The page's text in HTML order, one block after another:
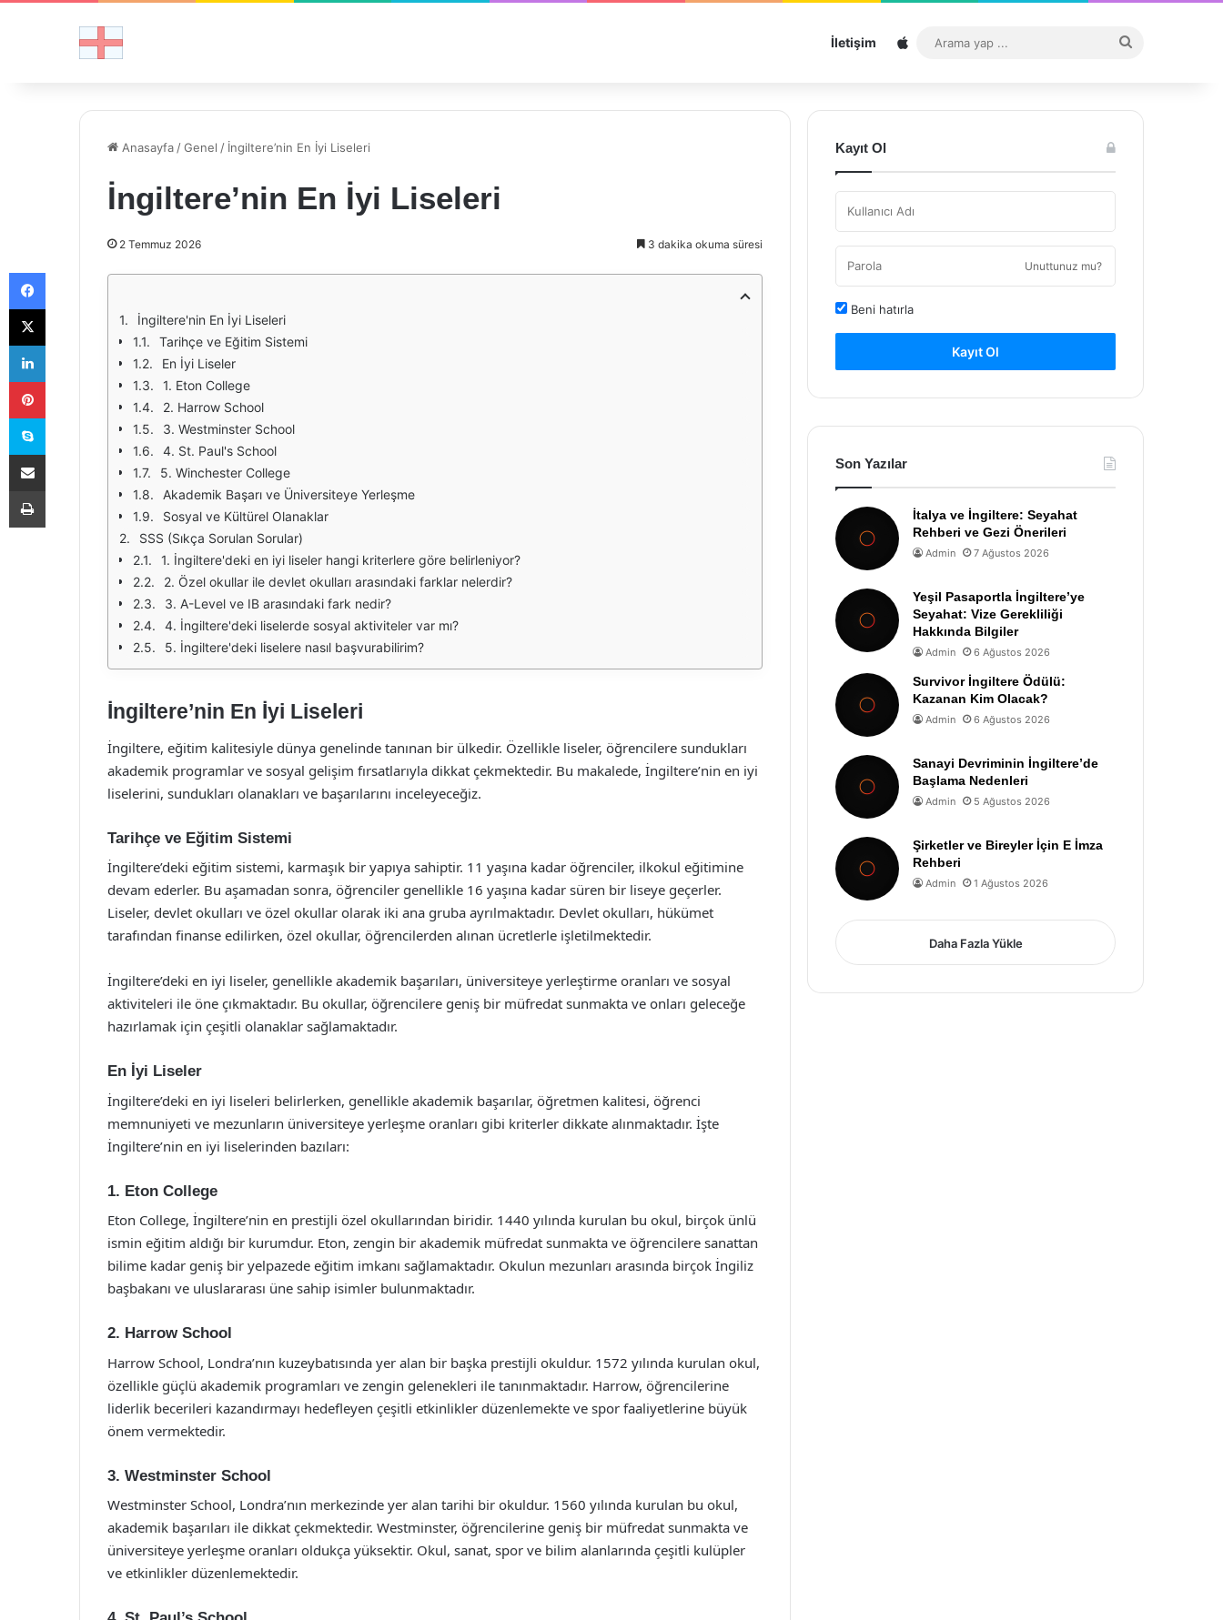
İletişim Sitemap
...
Anasayfa /Genel / İngiltere’nin En İyi Liseleri
İngiltere’nin En İyi Liseleri
2 Temmuz 2026 3 dakika okuma süresi
İngiltere'nin En İyi Liseleri
Tarihçe ve Eğitim Sistemi
En İyi Liseler
1. Eton College
2. Harrow School
3. Westminster School
4. St. Paul's School
5. Winchester College
Akademik Başarı ve Üniversiteye Yerleşme
Sosyal ve Kültürel Olanaklar
SSS (Sıkça Sorulan Sorular)
1. İngiltere'deki en iyi liseler hangi kriterlere göre belirleniyor?
2. Özel okullar ile devlet okulları arasındaki farklar nelerdir?
3. A-Level ve IB arasındaki fark nedir?
4. İngiltere'deki liselerde sosyal aktiviteler var mı?
5. İngiltere'deki liselere nasıl başvurabilirim?
İngiltere’nin En İyi Liseleri
İngiltere, eğitim kalitesiyle dünya genelinde tanınan bir ülkedir. Özellikle liseler, öğrencilere sundukları
akademik programlar ve sosyal gelişim fırsatlarıyla dikkat çekmektedir. Bu makalede, İngiltere’nin en iyi
liselerini, sundukları olanakları ve başarılarını inceleyeceğiz.
Tarihçe ve Eğitim Sistemi
İngiltere’deki eğitim sistemi, karmaşık bir yapıya sahiptir. 11 yaşına kadar öğrenciler, ilkokul eğitimine
devam ederler. Bu aşamadan sonra, öğrenciler genellikle 16 yaşına kadar süren bir liseye geçerler.
Liseler, devlet okulları ve özel okullar olarak iki ana gruba ayrılmaktadır. Devlet okulları, hükümet
tarafından finanse edilirken, özel okullar, öğrencilerden alınan ücretlerle işletilmektedir.
İngiltere’deki en iyi liseler, genellikle akademik başarıları, üniversiteye yerleştirme oranları ve sosyal
aktiviteleri ile öne çıkmaktadır. Bu okullar, öğrencilere geniş bir müfredat sunmakta ve onları geleceğe
hazırlamak için çeşitli olanaklar sağlamaktadır.
En İyi Liseler
İngiltere’deki en iyi liseleri belirlerken, genellikle akademik başarılar, öğretmen kalitesi, öğrenci
memnuniyeti ve mezunların üniversiteye yerleşme oranları gibi kriterler dikkate alınmaktadır. İşte
İngiltere’nin en iyi liselerinden bazıları:
1. Eton College
Eton College, İngiltere’nin en prestijli özel okullarından biridir. 1440 yılında kurulan bu okul, birçok ünlü
ismin eğitim aldığı bir kurumdur. Eton, zengin bir akademik müfredat sunmakta ve öğrencilere sanattan
bilime kadar geniş bir yelpazede eğitim imkanı sağlamaktadır. Okulun mezunları arasında birçok İngiliz
başbakanı ve uluslararası üne sahip isimler bulunmaktadır.
2. Harrow School
Harrow School, Londra’nın kuzeybatısında yer alan bir başka prestijli okuldur. 1572 yılında kurulan okul,
özellikle güçlü akademik programları ve zengin gelenekleri ile tanınmaktadır. Harrow, öğrencilerine
liderlik becerileri kazandırmayı hedefleyen çeşitli etkinlikler düzenlemekte ve spor faaliyetlerine büyük
önem vermektedir.
3. Westminster School
Westminster School, Londra’nın merkezinde yer alan tarihi bir okuldur. 1560 yılında kurulan bu okul,
akademik başarıları ile dikkat çekmektedir. Westminster, öğrencilerine geniş bir müfredat sunmakta ve
üniversiteye yerleşme oranları oldukça yüksektir. Okul, sanat, spor ve bilim alanlarında çeşitli kulüpler
ve etkinlikler düzenlemektedir.
Kayıt Ol
Unuttunuz mu?
Beni hatırla
Kayıt Ol
Son Yazılar
İtalya ve İngiltere: Seyahat
Rehberi ve Gezi Önerileri
Admin 7 Ağustos 2026
Yeşil Pasaportla İngiltere’ye
Seyahat: Vize Gerekliliği
Hakkında Bilgiler
Admin 6 Ağustos 2026
Survivor İngiltere Ödülü:
Kazanan Kim Olacak?
Admin 6 Ağustos 2026
Sanayi Devriminin İngiltere’de
Başlama Nedenleri
Admin 5 Ağustos 2026
Şirketler ve Bireyler İçin E İmza
Rehberi
Admin 1 Ağustos 2026
Daha Fazla Yükle
Facebook
X
LinkedIn
Pinterest
Skype
E-Posta ile paylaş